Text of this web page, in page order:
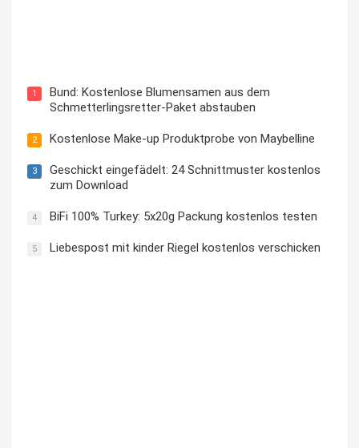
1
Bund: Kostenlose Blumensamen aus dem
Schmetterlingsretter-Paket abstauben
2 Kostenlose Make-up Produktprobe von Maybelline
3
Geschickt eingefädelt: 24 Schnittmuster kostenlos
zum Download
4 BiFi 100% Turkey: 5x20g Packung kostenlos testen
5 Liebespost mit kinder Riegel kostenlos verschicken